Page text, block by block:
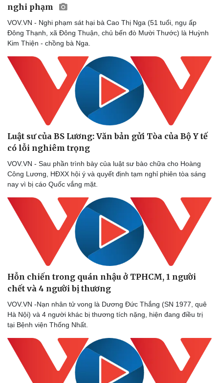
Doanh nghiệp
Thông tin doanh nghiệp
Doanh nghiệp 24h
Doanh nhân
Vì cộng đồng
Sành điệu
Tin Công nghệ
Trải nghiệm
Chuyển đổi số
nghi phạm
VOV.VN - Nghi phạm sát hại bà Cao Thị Nga (51 tuổi, ngụ ấp
Đông Thạnh, xã Đông Thuận, chủ bến đò Mười Thước) là Huỳnh
Kim Thiện - chồng bà Nga.
Luật sư của BS Lương: Văn bản gửi Tòa của Bộ Y tế
có lỗi nghiêm trọng
VOV.VN - Sau phần trình bày của luật sư bào chữa cho Hoàng
Công Lương, HĐXX hội ý và quyết định tạm nghỉ phiên tòa sáng
nay vì bị cáo Quốc vắng mặt.
Hỗn chiến trong quán nhậu ở TPHCM, 1 người
chết và 4 người bị thương
VOV.VN -Nạn nhân tử vong là Dương Đức Thắng (SN 1977, quê
Hà Nội) và 4 người khác bị thương tích nặng, hiện đang điều trị
tại Bệnh viện Thống Nhất.